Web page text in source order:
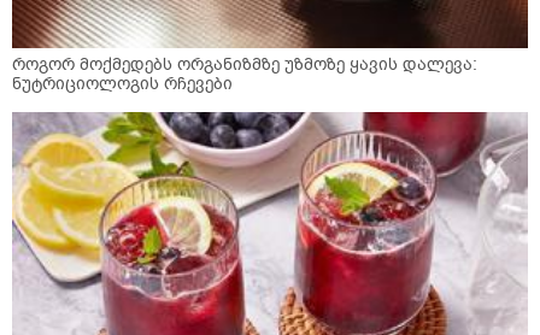
როგორ მოქმედებს ორგანიზმზე უზმოზე ყავის დალევა:
ნუტრიციოლოგის რჩევები